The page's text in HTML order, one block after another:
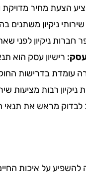
הצעת מחיר
שירותי ניקיון
חברות ניקיון לפני
עסק: רישיון עסק הוא
עומדת בדרישות
ניקיון רבות מציעות
לבדוק מראש את
על איכות